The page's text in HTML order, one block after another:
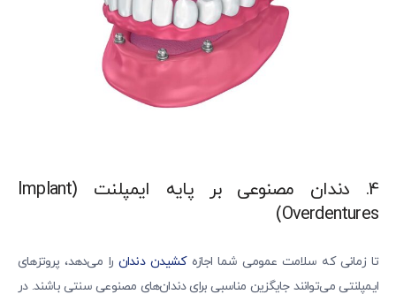
4. دندان مصنوعی بر پایه ایمپلنت (Implant
Overdentures)
تا زمانی که سلامت عمومی شما اجازه کشیدن دندان را می‌دهد، پروتزهای
ایمپلنتی می‌توانند جایگزین مناسبی برای دندان‌های مصنوعی سنتی باشند. در